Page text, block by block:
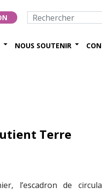
NOUS SOUTENIR
Terre
l’escadron de